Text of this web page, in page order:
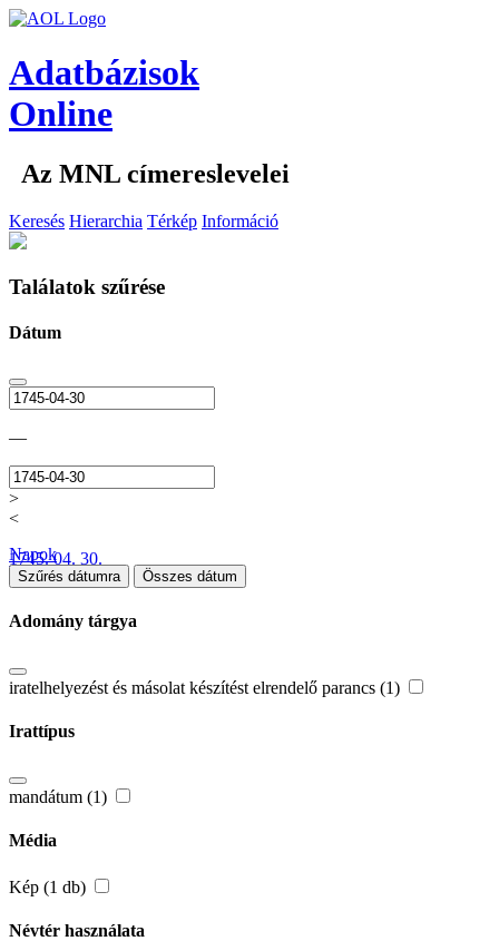
Adatbázisok
Online
Az MNL címereslevelei
Keresés Hierarchia Térkép Információ
Találatok szűrése
Dátum
—
>
<
1745. 04. 30.
Napok
Szűrés dátumra Összes dátum
Adomány tárgya
iratelhelyezést és másolat készítést elrendelő parancs (1)
Irattípus
mandátum (1)
Média
Kép (1 db)
Névtér használata